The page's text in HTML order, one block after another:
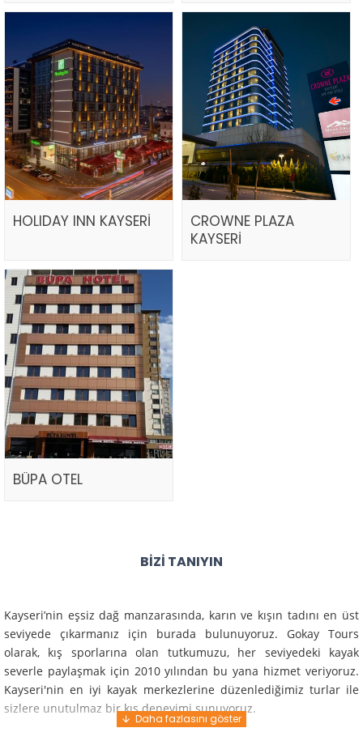
HOLIDAY INN KAYSERİ
CROWNE PLAZA
KAYSERİ
BÜPA OTEL
BIZI TANIYIN
Kayseri’nin eşsiz dağ manzarasında, karın ve kışın tadını en üst
seviyede çıkarmanız için burada bulunuyoruz. Gokay Tours
olarak, kış sporlarına olan tutkumuzu, her seviyedeki kayak
severle paylaşmak için 2010 yılından bu yana hizmet veriyoruz.
Kayseri'nin en iyi kayak merkezlerine düzenlediğimiz turlar ile
sizlere unutulmaz bir kış deneyimi sunuyoruz.